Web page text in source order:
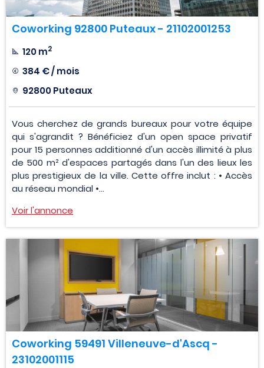
Coworking 92800 Puteaux - 21102001253
120 m2
384 € / mois
92800 Puteaux
Vous cherchez de grands bureaux pour votre équipe
qui s'agrandit ? Bénéficiez d'un open space privatif
pour 15 personnes additionné d'un accès illimité à plus
de 500 m² d'espaces partagés dans l'un des lieux les
plus prestigieux de la ville. Cette offre inclut : • Accès
au réseau mondial •...
Voir l'annonce
Coworking 59491 Villeneuve-d'Ascq -
23102001115